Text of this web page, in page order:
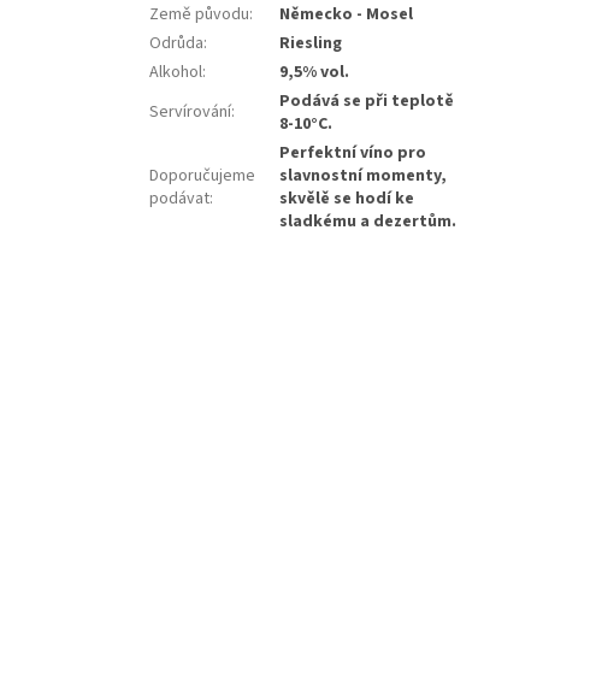
Země původu:
Německo - Mosel
Odrůda:
Riesling
Alkohol:
9,5% vol.
Servírování:
Podává se při teplotě
8-10°C.
Doporučujeme
podávat:
Perfektní víno pro
slavnostní momenty,
skvělě se hodí ke
sladkému a dezertům.